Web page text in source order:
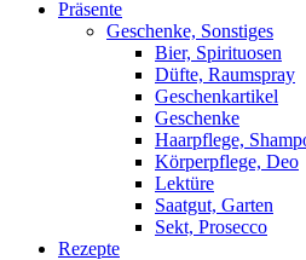
Präsente
Geschenke, Sonstiges
Bier, Spirituosen
Düfte, Raumspray
Geschenkartikel
Geschenke
Haarpflege,
Körperpflege, Deo
Lektüre
Saatgut, Garten
Sekt, Prosecco
Rezepte